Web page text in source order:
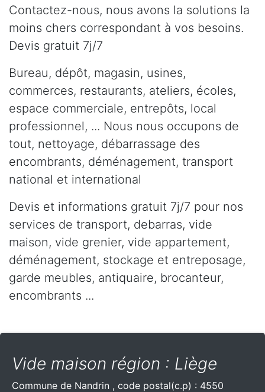
Contactez-nous, nous avons la solutions la
moins chers correspondant à vos besoins.
Devis gratuit 7j/7
Bureau, dépôt, magasin, usines,
commerces, restaurants, ateliers, écoles,
espace commerciale, entrepôts, local
professionnel, ... Nous nous occupons de
tout, nettoyage, débarrassage des
encombrants, déménagement, transport
national et international
Devis et informations gratuit 7j/7 pour nos
services de transport, debarras, vide
maison, vide grenier, vide appartement,
déménagement, stockage et entreposage,
garde meubles, antiquaire, brocanteur,
encombrants ...
Vide maison région : Liège
Commune de Nandrin , code postal(c.p) : 4550